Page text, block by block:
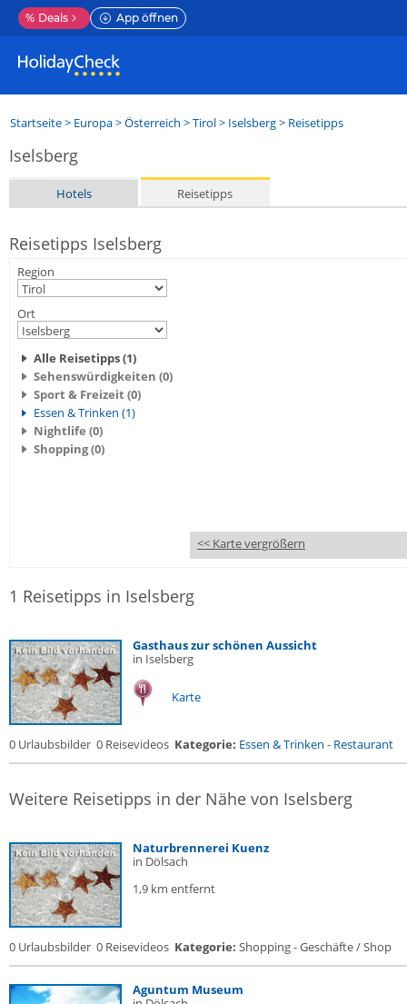
% Deals App öffnen
Startseite> Europa>Österreich >Tirol> Iselsberg> Reisetipps
Iselsberg
Hotels Reisetipps
Reisetipps Iselsberg
Region
Ort
Alle Reisetipps (1)
Sehenswürdigkeiten (0)
Sport & Freizeit (0)
Essen & Trinken (1)
Nightlife (0)
Shopping (0)
<< Karte vergrößern
1 Reisetipps in Iselsberg
Gasthaus zur schönen Aussicht
in Iselsberg
Karte
0 Urlaubsbilder 0 Reisevideos Kategorie: Essen & Trinken - Restaurant
Weitere Reisetipps in der Nähe von Iselsberg
Naturbrennerei Kuenz
in Dölsach
1,9 km entfernt
0 Urlaubsbilder 0 Reisevideos Kategorie: Shopping - Geschäfte / Shop
Aguntum Museum